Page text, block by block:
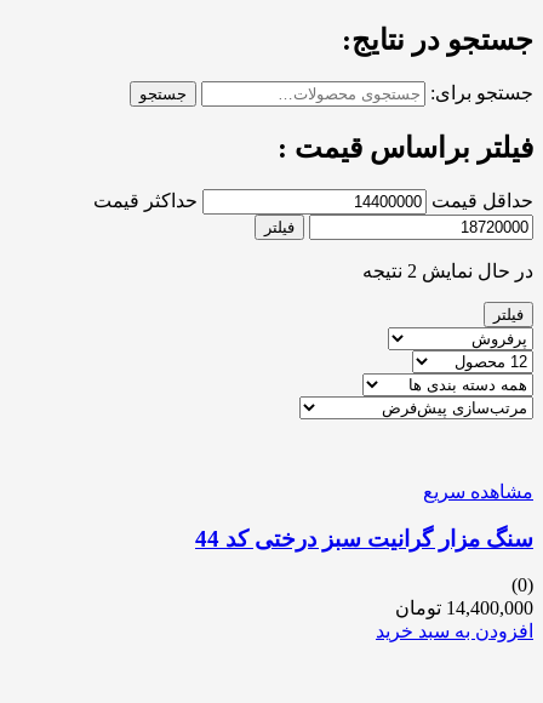
جستجو در نتایج:
جستجو برای: جستجو
فیلتر براساس قیمت :
حداقل قیمت حداکثر قیمت
فیلتر
در حال نمایش 2 نتیجه
فیلتر
مشاهده سریع
سنگ مزار گرانیت سبز درختی کد 44
(0)
14,400,000 تومان
افزودن به سبد خرید